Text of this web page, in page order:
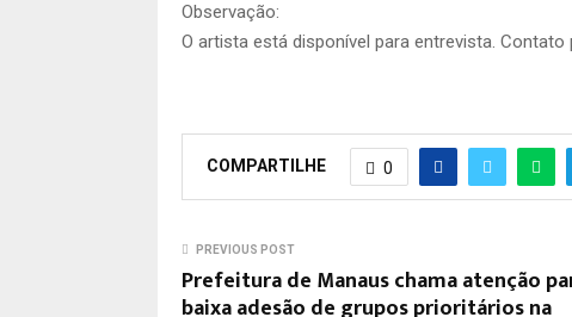
Observação:
O artista está disponível para entrevista. Contato
COMPARTILHE 0
PREVIOUS POST
Prefeitura de Manaus chama atenção
baixa adesão de grupos prioritários na